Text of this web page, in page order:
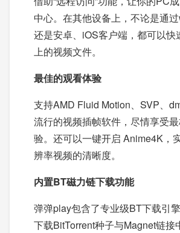
中心。在其他设备上，不论是通过
还是安卓、iOS客户端，都可以快
上的视频文件。
最佳的观看体验
支持AMD Fluid Motion、SVP、
流行的视频插帧软件，尽情享受
验。还可以一键开启 Anime4K，
辨率视频的清晰度。
内置BT磁力链下载功能
弹弹play包含了专业级BT下载引
下载BitTorrent种子与Magnet链接